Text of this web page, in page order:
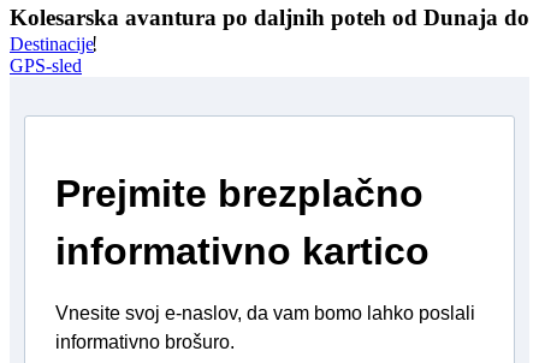
Kolesarska avantura po daljnih poteh od Dunaja do
Villacha!
Destinacije
GPS-sled
Prejmite brezplačno
informativno kartico
Vnesite svoj e-naslov, da vam bomo lahko poslali
informativno brošuro.